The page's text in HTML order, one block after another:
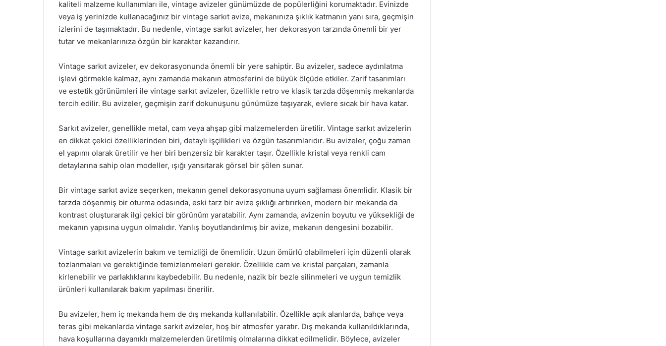
kaliteli malzeme kullanımları ile, vintage avizeler günümüzde de popülerliğini korumaktadır. Evinizde
veya iş yerinizde kullanacağınız bir vintage sarkıt avize, mekanınıza şıklık katmanın yanı sıra, geçmişin
izlerini de taşımaktadır. Bu nedenle, vintage sarkıt avizeler, her dekorasyon tarzında önemli bir yer
tutar ve mekanlarınıza özgün bir karakter kazandırır.
Vintage sarkıt avizeler, ev dekorasyonunda önemli bir yere sahiptir. Bu avizeler, sadece aydınlatma
işlevi görmekle kalmaz, aynı zamanda mekanın atmosferini de büyük ölçüde etkiler. Zarif tasarımları
ve estetik görünümleri ile vintage sarkıt avizeler, özellikle retro ve klasik tarzda döşenmiş mekanlarda
tercih edilir. Bu avizeler, geçmişin zarif dokunuşunu günümüze taşıyarak, evlere sıcak bir hava katar.
Sarkıt avizeler, genellikle metal, cam veya ahşap gibi malzemelerden üretilir. Vintage sarkıt avizelerin
en dikkat çekici özelliklerinden biri, detaylı işçilikleri ve özgün tasarımlarıdır. Bu avizeler, çoğu zaman
el yapımı olarak üretilir ve her biri benzersiz bir karakter taşır. Özellikle kristal veya renkli cam
detaylarına sahip olan modeller, ışığı yansıtarak görsel bir şölen sunar.
Bir vintage sarkıt avize seçerken, mekanın genel dekorasyonuna uyum sağlaması önemlidir. Klasik bir
tarzda döşenmiş bir oturma odasında, eski tarz bir avize şıklığı artırırken, modern bir mekanda da
kontrast oluşturarak ilgi çekici bir görünüm yaratabilir. Aynı zamanda, avizenin boyutu ve yüksekliği de
mekanın yapısına uygun olmalıdır. Yanlış boyutlandırılmış bir avize, mekanın dengesini bozabilir.
Vintage sarkıt avizelerin bakım ve temizliği de önemlidir. Uzun ömürlü olabilmeleri için düzenli olarak
tozlanmaları ve gerektiğinde temizlenmeleri gerekir. Özellikle cam ve kristal parçaları, zamanla
kirlenebilir ve parlaklıklarını kaybedebilir. Bu nedenle, nazik bir bezle silinmeleri ve uygun temizlik
ürünleri kullanılarak bakım yapılması önerilir.
Bu avizeler, hem iç mekanda hem de dış mekanda kullanılabilir. Özellikle açık alanlarda, bahçe veya
teras gibi mekanlarda vintage sarkıt avizeler, hoş bir atmosfer yaratır. Dış mekanda kullanıldıklarında,
hava koşullarına dayanıklı malzemelerden üretilmiş olmalarına dikkat edilmelidir. Böylece, avizeler